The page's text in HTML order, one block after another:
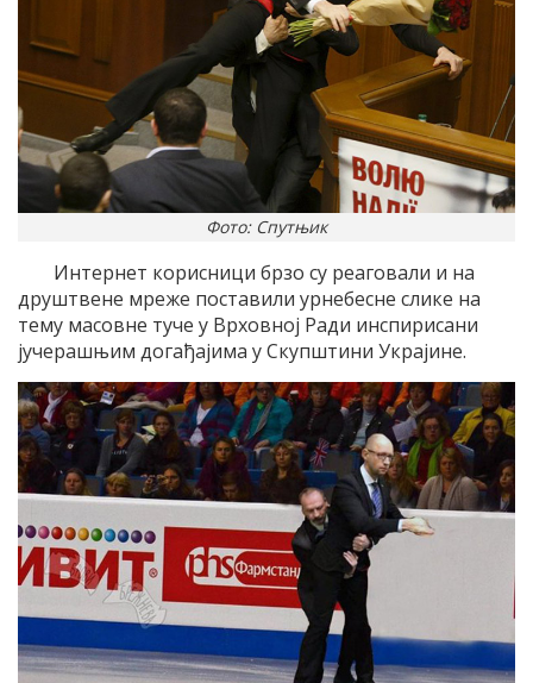
Фото: Спутњик
Интернет корисници брзо су реаговали и на
друштвене мреже поставили урнебесне слике на
тему масовне туче у Врховној Ради инспирисани
јучерашњим догађајима у Скупштини Украјине.